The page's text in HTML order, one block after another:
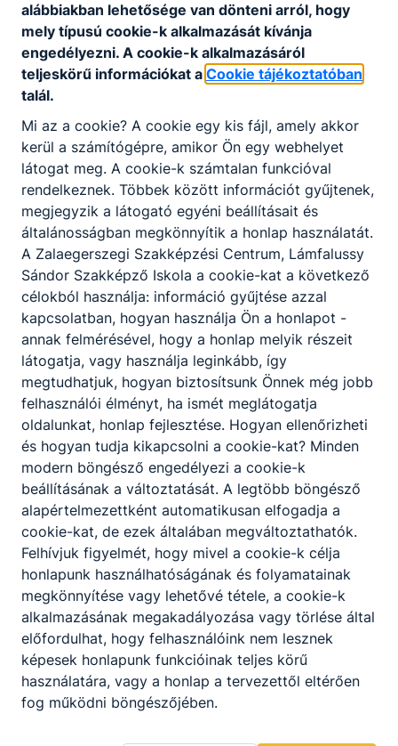
Épület- és szerkezetlakatos
Tovább
Hegesztő
Gépészet
Tovább
Kereskedelmi értékesítő
Kereskedelem
Tovább
alábbiakban lehetősége van dönteni arról, hogy
mely típusú cookie-k alkalmazását kívánja
engedélyezni. A cookie-k alkalmazásáról
teljeskörű információkat a Cookie tájékoztatóban
talál.
Mi az a cookie? A cookie egy kis fájl, amely akkor
kerül a számítógépre, amikor Ön egy webhelyet
látogat meg. A cookie-k számtalan funkcióval
rendelkeznek. Többek között információt gyűjtenek,
megjegyzik a látogató egyéni beállításait és
általánosságban megkönnyítik a honlap használatát.
A Zalaegerszegi Szakképzési Centrum, Lámfalussy
Sándor Szakképző Iskola a cookie-kat a következő
célokból használja: információ gyűjtése azzal
kapcsolatban, hogyan használja Ön a honlapot -
annak felmérésével, hogy a honlap melyik részeit
látogatja, vagy használja leginkább, így
megtudhatjuk, hogyan biztosítsunk Önnek még jobb
felhasználói élményt, ha ismét meglátogatja
oldalunkat, honlap fejlesztése. Hogyan ellenőrizheti
és hogyan tudja kikapcsolni a cookie-kat? Minden
modern böngésző engedélyezi a cookie-k
beállításának a változtatását. A legtöbb böngésző
alapértelmezettként automatikusan elfogadja a
cookie-kat, de ezek általában megváltoztathatók.
Felhívjuk figyelmét, hogy mivel a cookie-k célja
honlapunk használhatóságának és folyamatainak
megkönnyítése vagy lehetővé tétele, a cookie-k
alkalmazásának megakadályozása vagy törlése által
előfordulhat, hogy felhasználóink nem lesznek
képesek honlapunk funkcióinak teljes körű
használatára, vagy a honlap a tervezettől eltérően
fog működni böngészőjében.